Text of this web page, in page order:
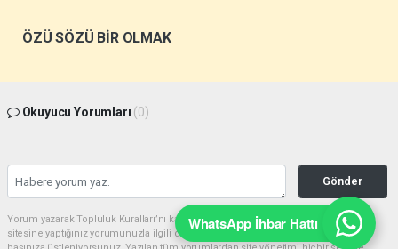
ÖZÜ SÖZÜ BİR OLMAK
Okuyucu Yorumları (0)
Gönder
Yorum yazarak Topluluk Kuralları’nı kabul etmiş bulunuyor ve akyazimeydan.com
sitesine yaptığınız yorumunuzla ilgili doğrudan veya dolaylı tüm sorumluluğu tek
WhatsApp İhbar Hattı